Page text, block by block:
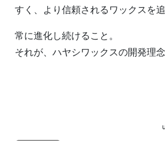
すく、より信頼されるワックスを
常に進化し続けること。
それが、ハヤシワックスの開発理念